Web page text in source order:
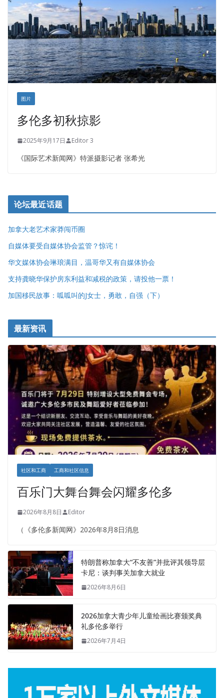
图片
多伦多初秋掠影
2025年9月17日 Editor 3
《国际艺术新闻网》特派摄影记者 张希光
论坛最近话题
加拿大老艺术家莽闯币圈
自媒体要受自媒体协会监管？惊诧！
华文媒体协会琳琅满目，温哥华又有自媒体协会
支持龚晓华保护房东利益和减税的政策，请投他一票！
加国移民故事：呱呱叫的J女士，勇敢，自强（下）
最新资讯
社区和工商 工商和社区信息
百乐门大舞台舞会闪耀多伦多
2026年8月8日 Editor
（《多伦多新闻网》2026年8月8日消息
特朗普称加拿大“不友善”并批评其领导层
卡尼：谈判事关加拿大就业
2026年8月6日
2026加拿大青少年儿童绘画比赛颁奖典
礼多伦多举行
2026年7月4日